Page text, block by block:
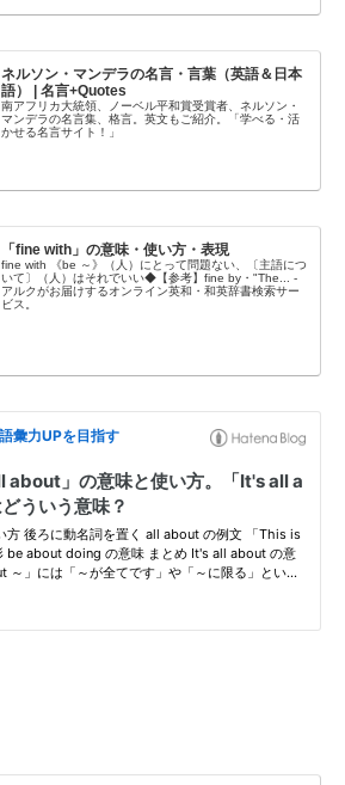
ネルソン・マンデラの名言・言葉（英語＆日本
語） | 名言+Quotes
南アフリカ大統領、ノーベル平和賞受賞者、ネルソン・
マンデラの名言集、格言。英文もご紹介。「学べる・活
かせる名言サイト！」
「fine with」の意味・使い方・表現
fine with 《be ～》（人）にとって問題ない、〔主語につ
いて〕（人）はそれでいい◆【参考】fine by・"The... -
アルクがお届けするオンライン英和・和英辞書検索サー
ビス。